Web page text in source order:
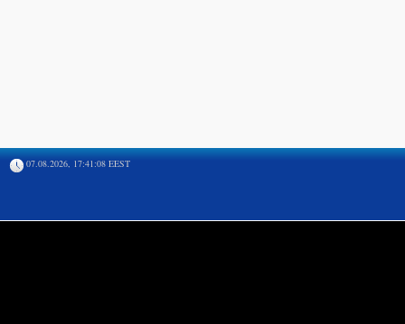
07.08.2026, 17:41:08 EEST